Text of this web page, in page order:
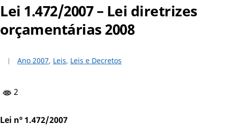
Lei 1.472/2007 – Lei diretrizes
orçamentárias 2008
Ano 2007, Leis, Leis e Decretos
2
Lei nº 1.472/2007